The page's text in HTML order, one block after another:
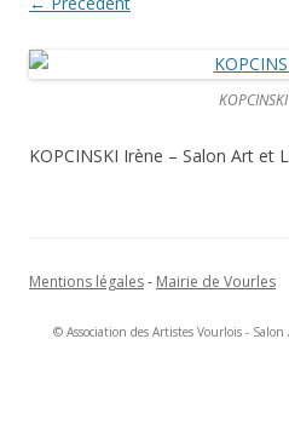
KOPCINSKI Irène – Salon Art et
Mentions légales- Mairie de Vourles
© Association des Artistes Vourlois -